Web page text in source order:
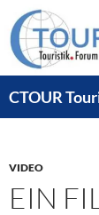
Zum
Inhalt
springen
CTOUR
VIDEO
EIN